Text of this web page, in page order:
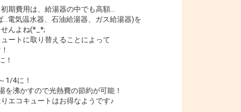
期費用は、給湯器の中でも高額…
電気温水器、石油給湯器、ガス給湯器)を
んよね(*_*;
ートに取り替えることによって
！
1/4に！
沸かすので光熱費の節約が可能！
エコキュートはお得なようです♪